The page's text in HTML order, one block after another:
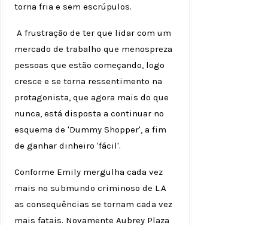
torna fria e sem escrúpulos.
A frustração de ter que lidar com um
mercado de trabalho que menospreza
pessoas que estão começando, logo
cresce e se torna ressentimento na
protagonista, que agora mais do que
nunca, está disposta a continuar no
esquema de 'Dummy Shopper', a fim
de ganhar dinheiro 'fácil'.
Conforme Emily mergulha cada vez
mais no submundo criminoso de L.A
as consequências se tornam cada vez
mais fatais. Novamente Aubrey Plaza